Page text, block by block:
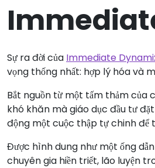
Sự ra đời của Immediate
vọng thống nhất: hợp lý hóa và
Bắt nguồn từ một tấm thảm của
khó khăn mà giáo dục đầu tư
động một cuộc thập tự chinh để
Được hình dung như một ống
chuyên gia hiền triết, lão luyện